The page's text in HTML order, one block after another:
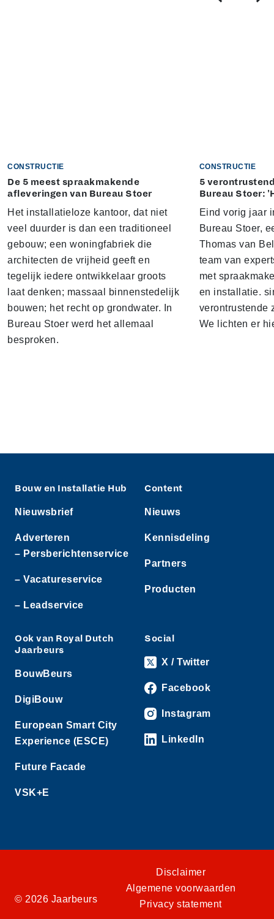
CONSTRUCTIE
De 5 meest spraakmakende
afleveringen van Bureau Stoer
Het installatieloze kantoor, dat niet
veel duurder is dan een traditioneel
gebouw; een woningfabriek die
architecten de vrijheid geeft en
tegelijk iedere ontwikkelaar groots
laat denken; massaal binnenstedelijk
bouwen; het recht op grondwater. In
Bureau Stoer werd het allemaal
besproken.
CONSTRUCTIE
5
Bureau Stoer:
Eind vorig jaar
Bureau Stoer,
Thomas van
team van
met
en installatie.
verontrustende
We lichten er
Bouw en Installatie Hub
Nieuwsbrief
Adverteren
– Persberichtenservice
– Vacatureservice
– Leadservice
Content
Nieuws
Kennisdeling
Partners
Producten
Ook van Royal Dutch
Jaarbeurs
BouwBeurs
DigiBouw
European Smart City
Experience (ESCE)
Future Facade
VSK+E
Social
X / Twitter
Facebook
Instagram
LinkedIn
© 2026 Jaarbeurs
Disclaimer
Algemene voorwaarden
Privacy statement